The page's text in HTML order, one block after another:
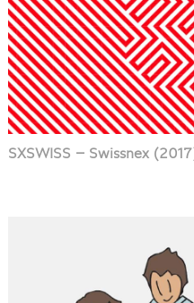
SXSWISS – Swissnex